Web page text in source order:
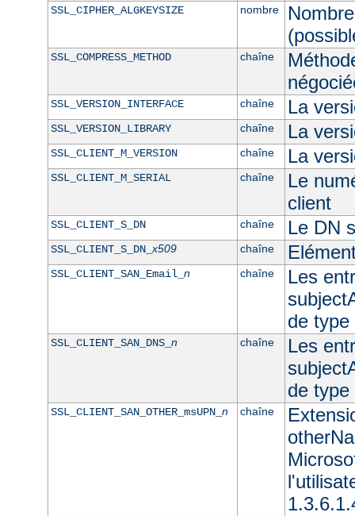
SSL_CIPHER_ALGKEYSIZE nombre
SSL_COMPRESS_METHOD chaîne
SSL_VERSION_INTERFACE chaîne La
SSL_VERSION_LIBRARY chaîne La
SSL_CLIENT_M_VERSION chaîne La
SSL_CLIENT_M_SERIAL chaîne
Le
client
SSL_CLIENT_S_DN chaîne Le DN
SSL_CLIENT_S_DN_x509 chaîne
SSL_CLIENT_SAN_Email_ n chaîne
Les
de type
SSL_CLIENT_SAN_DNS_ n chaîne
Les
de type
SSL_CLIENT_SAN_OTHER_msUPN_ n chaîne